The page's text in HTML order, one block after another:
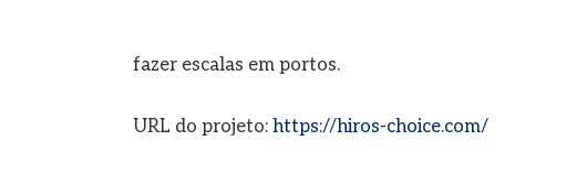
fazer escalas em portos.
URL do projeto: https://hiros-choice.com/